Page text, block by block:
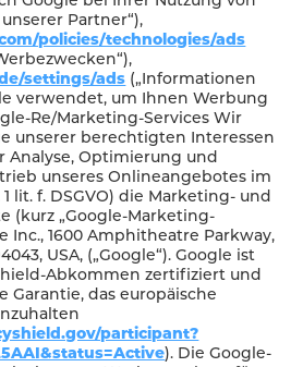
Partner“),
policies/technologies/ads
settings/ads („Informationen
verwendet, um Ihnen Werbung
Re/Marketing-Services Wir
unserer berechtigten Interessen
Analyse, Optimierung und
unseres Onlineangebotes im
lit. f. DSGVO) die Marketing- und
(kurz „Google-Marketing-
Inc., 1600 Amphitheatre Parkway,
USA, („Google“). Google ist
Abkommen zertifiziert und
das europäische
participant?
). Die Google-